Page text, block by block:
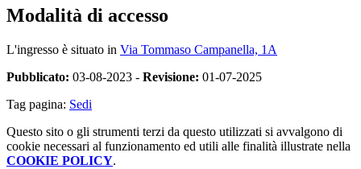
Modalità di accesso
L'ingresso è situato in Via Tommaso Campanella, 1A
Pubblicato: 03-08-2023 - Revisione: 01-07-2025
Tag pagina: Sedi
Questo sito o gli strumenti terzi da questo utilizzati si avvalgono di
cookie necessari al funzionamento ed utili alle finalità illustrate nella
COOKIE POLICY.